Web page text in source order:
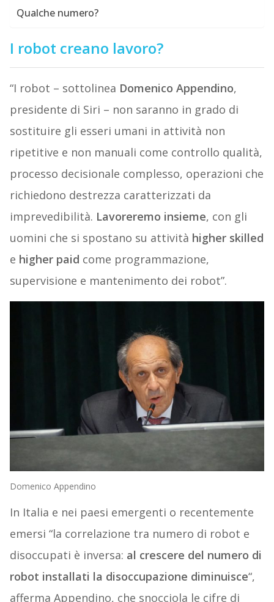
Qualche numero?
I robot creano lavoro?
“I robot – sottolinea Domenico Appendino,
presidente di Siri – non saranno in grado di
sostituire gli esseri umani in attività non
ripetitive e non manuali come controllo qualità,
processo decisionale complesso, operazioni che
richiedono destrezza caratterizzati da
imprevedibilità. Lavoreremo insieme, con gli
uomini che si spostano su attività higher skilled
e higher paid come programmazione,
supervisione e mantenimento dei robot”.
Domenico Appendino
In Italia e nei paesi emergenti o recentemente
emersi “la correlazione tra numero di robot e
disoccupati è inversa: al crescere del numero di
robot installati la disoccupazione diminuisce“,
afferma Appendino, che snocciola le cifre di